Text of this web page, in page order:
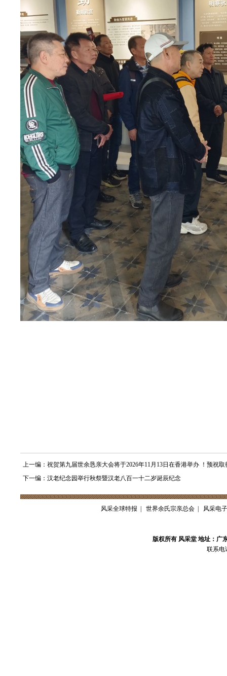
上一编：祝贺第九届世余恳亲大会将于2026年11月13日在香港举办 ！预祝
下一编：汉老纪念园举行秋祭暨汉老八百一十二岁诞辰纪念
风采全球特报 世界余氏宗亲总会 风采电
版权所有 风采堂 地址：广
联系电